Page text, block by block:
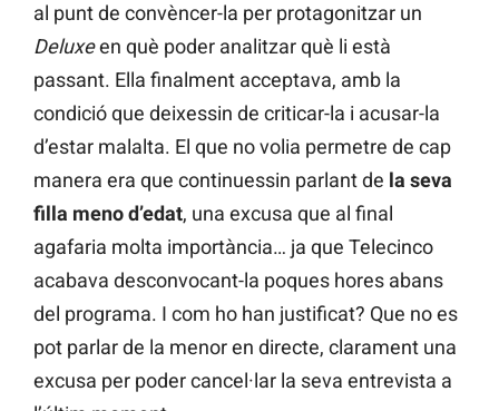
al punt de convèncer-la per protagonitzar un
Deluxeen què poder analitzar què li està
passant. Ella finalment acceptava, amb la
condició que deixessin de criticar-la i acusar-la
d’estar malalta. El que no volia permetre de cap
manera era que continuessin parlant de la seva
filla meno d’edat, una excusa que al final
agafaria molta importància… ja que Telecinco
acabava desconvocant-la poques hores abans
del programa. I com ho han justificat? Que no es
pot parlar de la menor en directe, clarament una
excusa per poder cancel·lar la seva entrevista a